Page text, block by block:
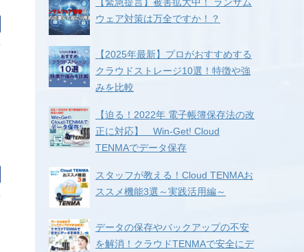
ウェア対策は万全ですか！？
【2025年最新】プロがおすすめする
クラウドストレージ10選！特徴や強
みを比較
【迫る！2022年 電子帳簿保存法の改
正に対応】 Win-Get! Cloud
TENMAでデータ保存
スタッフが教える！Cloud TENMAお
ススメ機能3選～実践活用編～
データの保存やバックアップの不安
を解消！クラウドTENMAで安全にデ